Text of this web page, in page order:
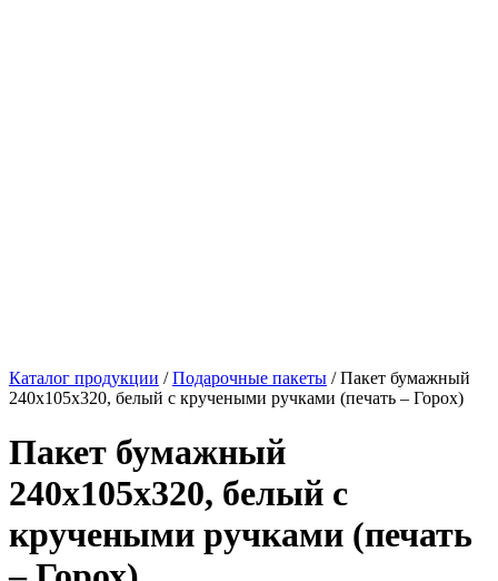
Каталог продукции /Подарочные пакеты / Пакет бумажный
240х105х320, белый с кручеными ручками (печать – Горох)
Пакет бумажный
240х105х320, белый с
кручеными ручками (печать